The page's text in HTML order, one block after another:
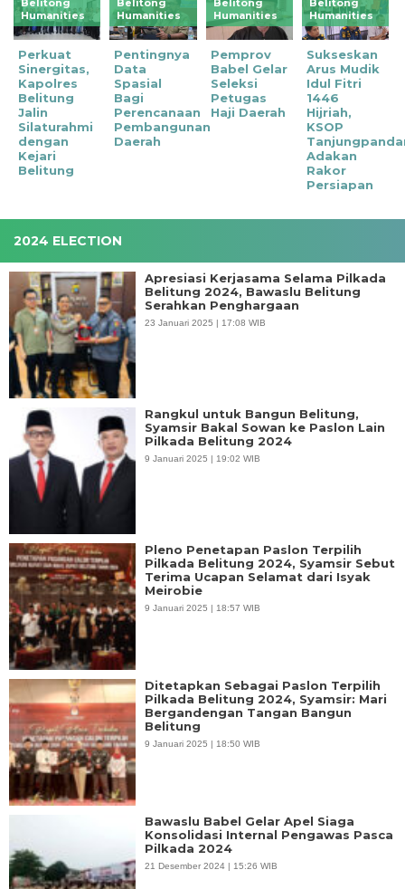
Belitong
Humanities
‎Perkuat
Sinergitas,
Kapolres
Belitung
Jalin
Silaturahmi
dengan
Kejari
Belitung
Belitong
Humanities
Pentingnya
Data
Spasial
Bagi
Perencanaan
Pembangunan
Daerah
Belitong
Humanities
Pemprov
Babel Gelar
Seleksi
Petugas
Haji Daerah
Belitong
Humanities
Sukseskan
Arus Mudik
Idul Fitri
1446
Hijriah,
KSOP
Adakan
Rakor
Persiapan
2024 ELECTION
Apresiasi Kerjasama Selama Pilkada
Belitung 2024, Bawaslu Belitung
Serahkan Penghargaan
23 Januari 2025 | 17:08 WIB
Rangkul untuk Bangun Belitung,
Syamsir Bakal Sowan ke Paslon Lain
Pilkada Belitung 2024
9 Januari 2025 | 19:02 WIB
Pleno Penetapan Paslon Terpilih
Pilkada Belitung 2024, Syamsir Sebut
Terima Ucapan Selamat dari Isyak
Meirobie
9 Januari 2025 | 18:57 WIB
Ditetapkan Sebagai Paslon Terpilih
Pilkada Belitung 2024, Syamsir: Mari
Bergandengan Tangan Bangun
Belitung
9 Januari 2025 | 18:50 WIB
Bawaslu Babel Gelar Apel Siaga
Konsolidasi Internal Pengawas Pasca
Pilkada 2024
21 Desember 2024 | 15:26 WIB